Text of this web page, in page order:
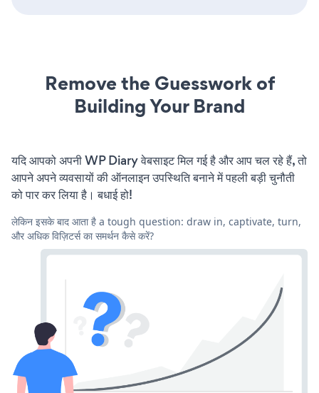
Remove the Guesswork of
Building Your Brand
यदि आपको अपनी WP Diary वेबसाइट मिल गई है और आप चल रहे हैं, तो
आपने अपने व्यवसायों की ऑनलाइन उपस्थिति बनाने में पहली बड़ी चुनौती
को पार कर लिया है। बधाई हो!
लेकिन इसके बाद आता है a tough question: draw in, captivate, turn,
और अधिक विज़िटर्स का समर्थन कैसे करें?